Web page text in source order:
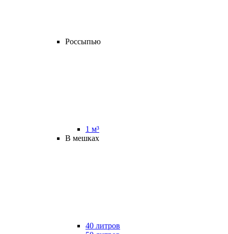
Россыпью
1 м³
В мешках
40 литров